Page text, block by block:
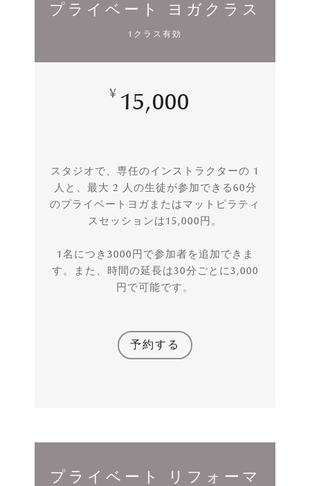
プライベート ヨガクラス
1クラス有効
¥ 15,000
スタジオで、専任のインストラクターの 1
人と、最大 2 人の生徒が参加できる60分
のプライベートヨガまたはマットピラティ
スセッションは15,000円。
1名につき3000円で参加者を追加できま
す。また、時間の延長は30分ごとに3,000
円で可能です。
予約する
プライベート リフォーマ